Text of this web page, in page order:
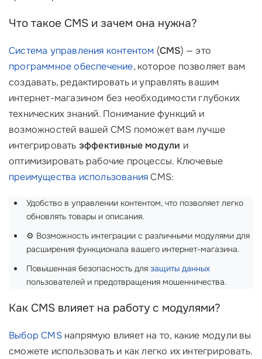
Что такое CMS и зачем она нужна?
Система управления контентом (CMS) — это
программное обеспечение, которое позволяет вам
создавать, редактировать и управлять вашим
интернет-магазином без необходимости глубоких
технических знаний. Понимание функций и
возможностей вашей CMS поможет вам лучше
интегрировать эффективные модули и
оптимизировать рабочие процессы. Ключевые
преимущества использованияCMS:
Удобство в управлении контентом, что позволяет легко
обновлять товары и описания.
⚙️ Возможность интеграции с различными модулями для
расширения функционала вашего интернет-магазина.
Повышенная безопасность для защиты данных
пользователей и предотвращения мошенничества.
Как CMS влияет на работу с модулями?
Выбор CMSнапрямую влияет на то, какие модули вы
сможете использовать и как легко их интегрировать.